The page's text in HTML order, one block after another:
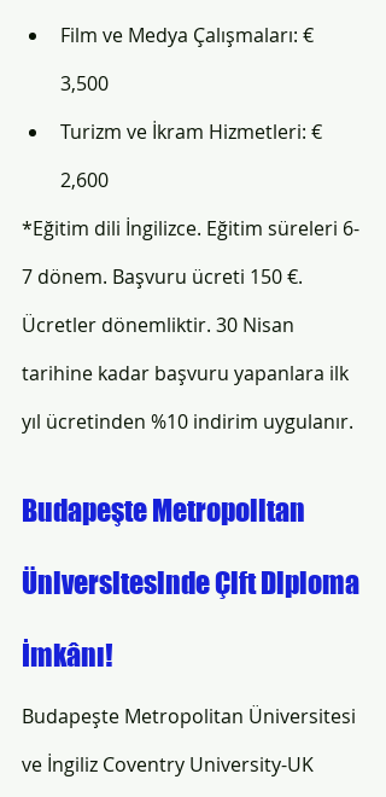
Film ve Medya Çalışmaları: €
3,500
Turizm ve İkram Hizmetleri: €
2,600
*Eğitim dili İngilizce. Eğitim süreleri 6-
7 dönem. Başvuru ücreti 150 €.
Ücretler dönemliktir. 30 Nisan
tarihine kadar başvuru yapanlara ilk
yıl ücretinden %10 indirim uygulanır.
Budapeşte Metropolitan
Üniversitesinde Çift Diploma
İmkânı!
Budapeşte Metropolitan Üniversitesi
ve İngiliz Coventry University-UK